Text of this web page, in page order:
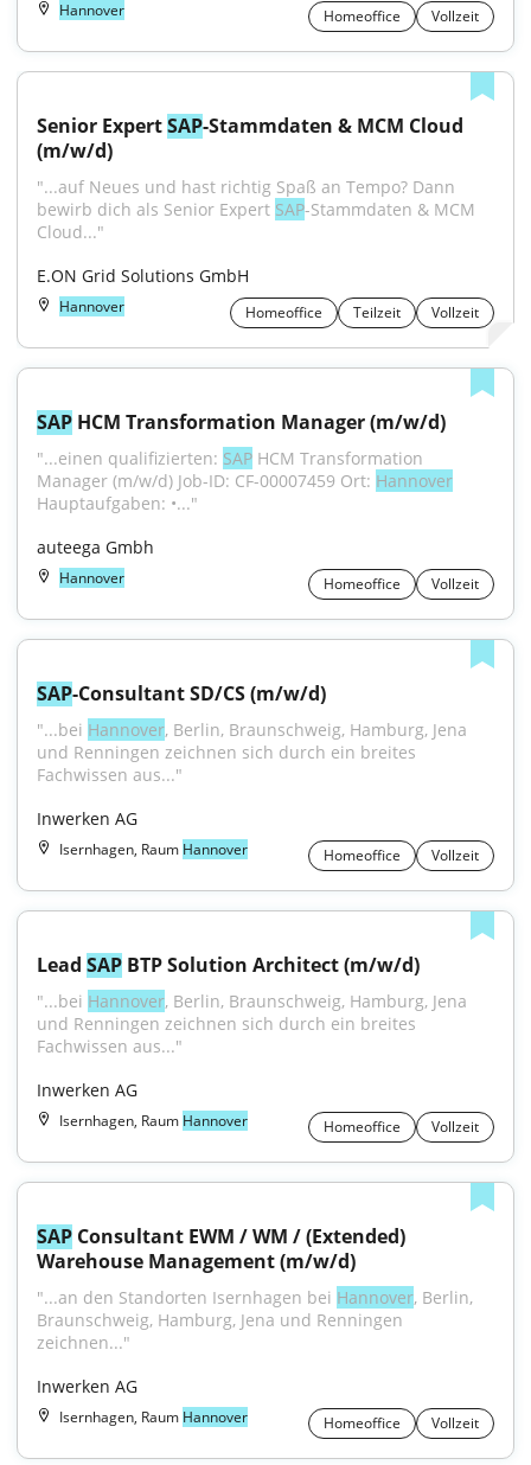
Hannover Homeoffice Vollzeit
Senior Expert SAP-Stammdaten & MCM Cloud
(m/w/d)
"...auf Neues und hast richtig Spaß an Tempo? Dann
bewirb dich als Senior Expert SAP-Stammdaten & MCM
Cloud..."
E.ON Grid Solutions GmbH
Hannover Homeoffice Teilzeit Vollzeit
SAP HCM Transformation Manager (m/w/d)
"...einen qualifizierten: SAP HCM Transformation
Manager (m/w/d) Job-ID: CF-00007459 Ort: Hannover
Hauptaufgaben: •..."
auteega Gmbh
Hannover Homeoffice Vollzeit
SAP-Consultant SD/CS (m/w/d)
"...bei Hannover, Berlin, Braunschweig, Hamburg, Jena
und Renningen zeichnen sich durch ein breites
Fachwissen aus..."
Inwerken AG
Isernhagen, Raum Hannover Homeoffice Vollzeit
Lead SAP BTP Solution Architect (m/w/d)
"...bei Hannover, Berlin, Braunschweig, Hamburg, Jena
und Renningen zeichnen sich durch ein breites
Fachwissen aus..."
Inwerken AG
Isernhagen, Raum Hannover Homeoffice Vollzeit
SAP Consultant EWM / WM / (Extended)
Warehouse Management (m/w/d)
"...an den Standorten Isernhagen bei Hannover, Berlin,
Braunschweig, Hamburg, Jena und Renningen
zeichnen..."
Inwerken AG
Isernhagen, Raum Hannover Homeoffice Vollzeit